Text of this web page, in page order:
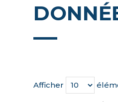
Afficher